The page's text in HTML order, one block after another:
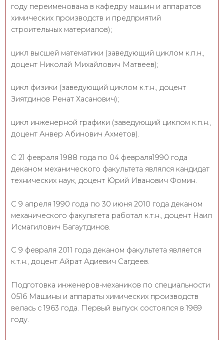
году переименована в кафедру машин и аппаратов
химических производств и предприятий
строительных материалов);
цикл высшей математики (заведующий циклом к.п.н.,
доцент Николай Михайлович Матвеев);
цикл физики (заведующий циклом к.т.н., доцент
Зиятдинов Ренат Хасанович);
цикл инженерной графики (заведующий циклом к.п.н.,
доцент Анвер Абинович Ахметов).
С 21 февраля 1988 года по 04 февраля1990 года
деканом механического факультета являлся кандидат
технических наук, доцент Юрий Иванович Фомин.
С 9 апреля 1990 года по 30 июня 2010 года деканом
механического факультета работал к.т.н., доцент Наил
Исмагилович Багаутдинов.
С 9 февраля 2011 года деканом факультета является
к.т.н., доцент Айрат Адиевич Сагдеев.
Подготовка инженеров-механиков по специальности
0516 Машины и аппараты химических производств
велась с 1963 года. Первый выпуск состоялся в 1969
году.